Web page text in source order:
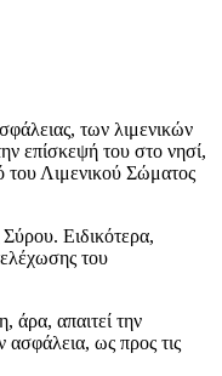
των λιμενικών
επίσκεψή του στο νησί,
του Λιμενικού Σώματος
Ειδικότερα,
του
άρα, απαιτεί την
ασφάλεια, ως προς τις